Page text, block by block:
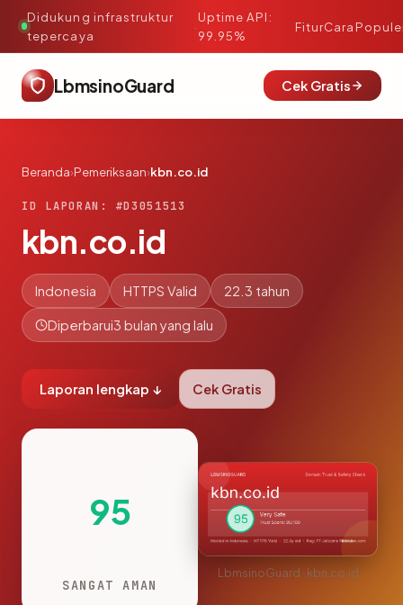
Didukung infrastruktur
tepercaya
·
Uptime API:
99.95%
FiturCara
LbmsinoGuard Cek Gratis
Beranda›Pemeriksaan›kbn.co.id
ID LAPORAN: #D3051513
kbn.co.id
Indonesia HTTPS Valid 22.3 tahun
Diperbarui3 bulan yang lalu
Laporan lengkap ↓ Cek Gratis
95
SANGAT AMAN
LbmsinoGuard · kbn.co.id